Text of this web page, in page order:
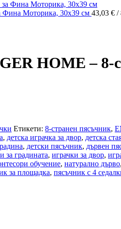
Фина Моторика, 30x39 см 43,03 € /
HOME – 8-
Етикети: 8-странен пясъчник,
, детска играчка за двор, детска
, детски пясъчник, дървен
за градината, играчки за двор,
обучение, натурално дърво,
за площадка, пясъчник с 4